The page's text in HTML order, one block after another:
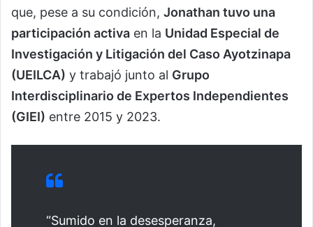
que, pese a su condición, Jonathan tuvo una
participación activa en la Unidad Especial de
Investigación y Litigación del Caso Ayotzinapa
(UEILCA) y trabajó junto al Grupo
Interdisciplinario de Expertos Independientes
(GIEI) entre 2015 y 2023.
“Sumido en la desesperanza,